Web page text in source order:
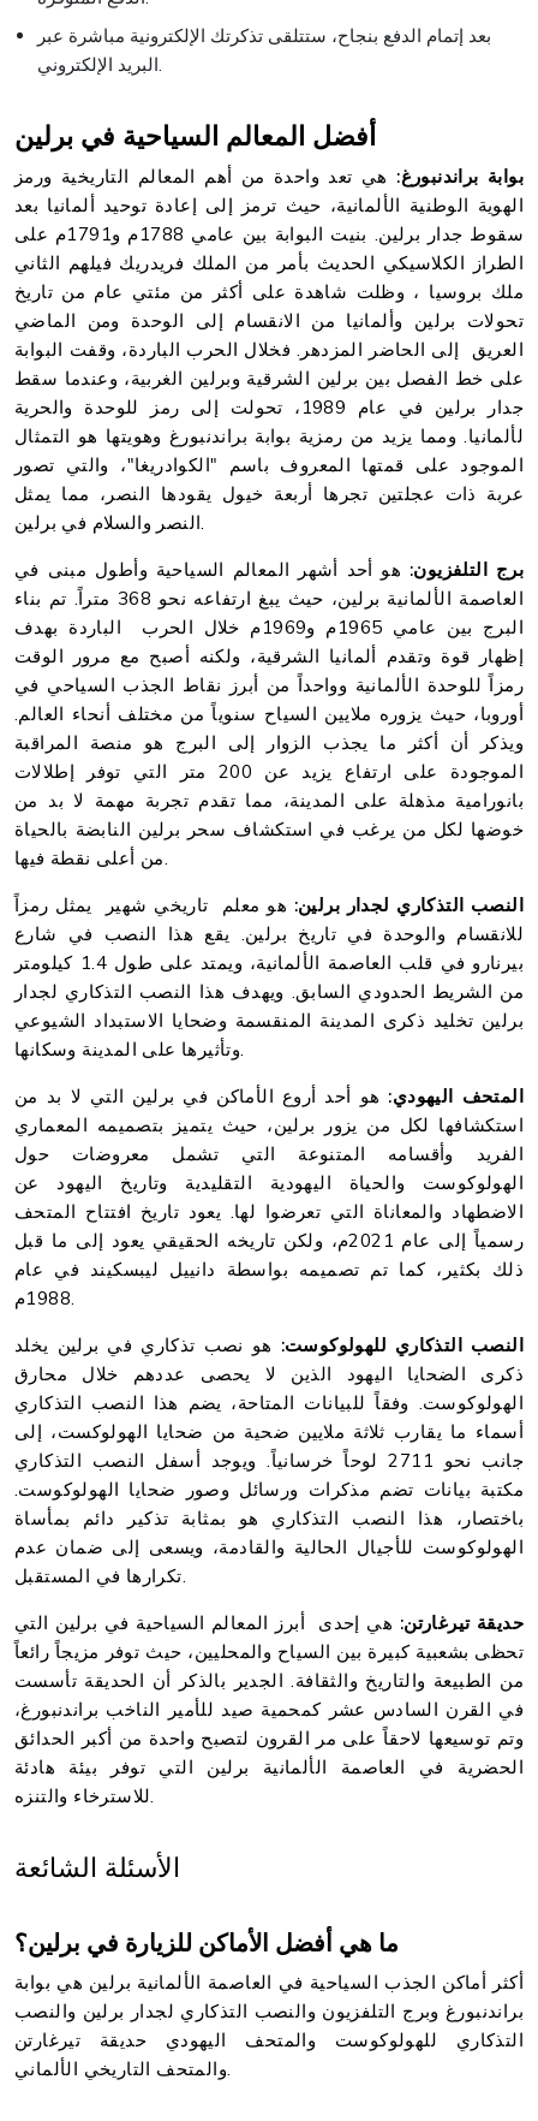
بعد إتمام الدفع بنجاح، ستتلقى تذكرتك الإلكترونية مباشرة عبر
بوابة براندنبورغ: هي تعد واحدة من أهم المعالم التاريخية ورمز
الهوية الوطنية الألمانية، حيث ترمز إلى إعادة توحيد ألمانيا بعد
سقوط جدار برلين. بنيت البوابة بين عامي 1788م و1791م على
الطراز الكلاسيكي الحديث بأمر من الملك فريدريك فيلهم الثاني
ملك بروسيا ، وظلت شاهدة على أكثر من مئتي عام من تاريخ
تحولات برلين وألمانيا من الانقسام إلى الوحدة ومن الماضي
العريق إلى الحاضر المزدهر. فخلال الحرب الباردة، وقفت البوابة
على خط الفصل بين برلين الشرقية وبرلين الغربية، وعندما سقط
جدار برلين في عام 1989، تحولت إلى رمز للوحدة والحرية
لألمانيا. ومما يزيد من رمزية بوابة براندنبورغ وهويتها هو التمثال
الموجود على قمتها المعروف باسم "الكوادريغا"، والتي تصور
عربة ذات عجلتين تجرها أربعة خيول يقودها النصر، مما يمثل
برج التلفزيون: هو أحد أشهر المعالم السياحية وأطول مبنى في
العاصمة الألمانية برلين، حيث يبغ ارتفاعه نحو 368 متراً. تم بناء
البرج بين عامي 1965م و1969م خلال الحرب الباردة بهدف
إظهار قوة وتقدم ألمانيا الشرقية، ولكنه أصبح مع مرور الوقت
رمزاً للوحدة الألمانية وواحداً من أبرز نقاط الجذب السياحي في
أوروبا، حيث يزوره ملايين السياح سنوياً من مختلف أنحاء العالم.
ويذكر أن أكثر ما يجذب الزوار إلى البرج هو منصة المراقبة
الموجودة على ارتفاع يزيد عن 200 متر التي توفر إطلالات
بانورامية مذهلة على المدينة، مما تقدم تجربة مهمة لا بد من
خوضها لكل من يرغب في استكشاف سحر برلين النابضة بالحياة
النصب التذكاري لجدار برلين: هو معلم تاريخي شهير يمثل رمزاً
للانقسام والوحدة في تاريخ برلين. يقع هذا النصب في شارع
بيرنارو في قلب العاصمة الألمانية، ويمتد على طول 1.4 كيلومتر
من الشريط الحدودي السابق. ويهدف هذا النصب التذكاري لجدار
برلين تخليد ذكرى المدينة المنقسمة وضحايا الاستبداد الشيوعي
المتحف اليهودي: هو أحد أروع الأماكن في برلين التي لا بد من
استكشافها لكل من يزور برلين، حيث يتميز بتصميمه المعماري
الفريد وأقسامه المتنوعة التي تشمل معروضات حول
الهولوكوست والحياة اليهودية التقليدية وتاريخ اليهود عن
الاضطهاد والمعاناة التي تعرضوا لها. يعود تاريخ افتتاح المتحف
رسمياً إلى عام 2021م، ولكن تاريخه الحقيقي يعود إلى ما قبل
ذلك بكثير، كما تم تصميمه بواسطة دانييل ليبسكيند في عام
النصب التذكاري للهولوكوست: هو نصب تذكاري في برلين يخلد
ذكرى الضحايا اليهود الذين لا يحصى عددهم خلال محارق
الهولوكوست. وفقاً للبيانات المتاحة، يضم هذا النصب التذكاري
أسماء ما يقارب ثلاثة ملايين ضحية من ضحايا الهولوكست، إلى
جانب نحو 2711 لوحاً خرسانياً. ويوجد أسفل النصب التذكاري
مكتبة بيانات تضم مذكرات ورسائل وصور ضحايا الهولوكوست.
باختصار، هذا النصب التذكاري هو بمثابة تذكير دائم بمأساة
الهولوكوست للأجيال الحالية والقادمة، ويسعى إلى ضمان عدم
حديقة تيرغارتن: هي إحدى أبرز المعالم السياحية في برلين التي
تحظى بشعبية كبيرة بين السياح والمحليين، حيث توفر مزيجاً رائعاً
من الطبيعة والتاريخ والثقافة. الجدير بالذكر أن الحديقة تأسست
في القرن السادس عشر كمحمية صيد للأمير الناخب براندنبورغ،
وتم توسيعها لاحقاً على مر القرون لتصبح واحدة من أكبر الحدائق
الحضرية في العاصمة الألمانية برلين التي توفر بيئة هادئة
الأسئلة الشائعة
ما هي أفضل الأماكن للزيارة في برلين؟
أكثر أماكن الجذب السياحية في العاصمة الألمانية برلين هي بوابة
براندنبورغ وبرج التلفزيون والنصب التذكاري لجدار برلين والنصب
التذكاري للهولوكوست والمتحف اليهودي حديقة تيرغارتن